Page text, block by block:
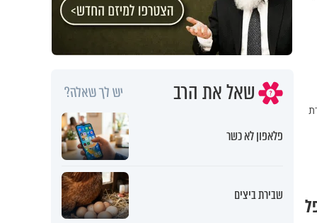
שאל את הרב יש לך שאלה?
פלאפון לא כשר
שבירת ביצים